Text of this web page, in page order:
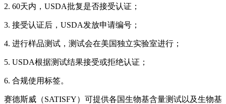
2. 60天内，USDA批复是否接受认证；
3. 接受认证后，USDA发放申请编号；
4. 进行样品测试，测试会在美国独立实验室进行；
5. USDA根据测试结果接受或拒绝认证；
6. 合规使用标签。
赛德斯威（SATISFY） 可提供各国生物基含量测试以及生物基